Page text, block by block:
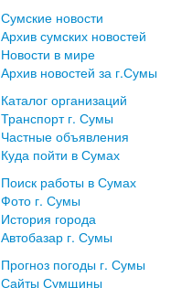
Сумские новости
Архив сумских новостей
Новости в мире
Архив новостей за г.Сумы
Каталог организаций
Транспорт г. Сумы
Частные объявления
Куда пойти в Сумах
Поиск работы в Сумах
Фото г. Сумы
История города
Автобазар г. Сумы
Прогноз погоды г. Сумы
Сайты Сумщины